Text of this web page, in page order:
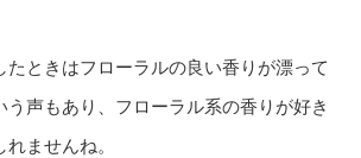
たときはフローラルの良い香りが漂って
う声もあり、フローラル系の香りが好き
ませんね。